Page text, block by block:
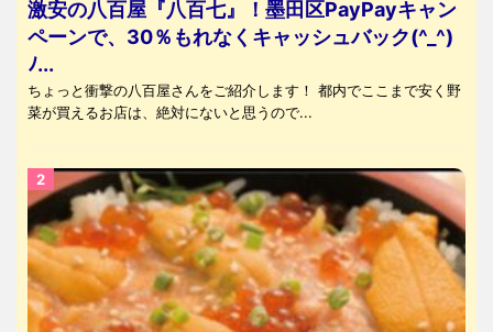
激安の八百屋『八百七』！墨田区PayPayキャン
ペーンで、30％もれなくキャッシュバック(^_^)
ﾉ...
ちょっと衝撃の八百屋さんをご紹介します！ 都内でここまで安く野
菜が買えるお店は、絶対にないと思うので...